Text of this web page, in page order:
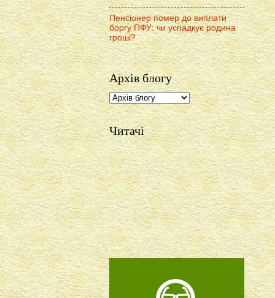
Пенсіонер помер до виплати
боргу ПФУ: чи успадкує родина
гроші?
Архів блогу
Читачі